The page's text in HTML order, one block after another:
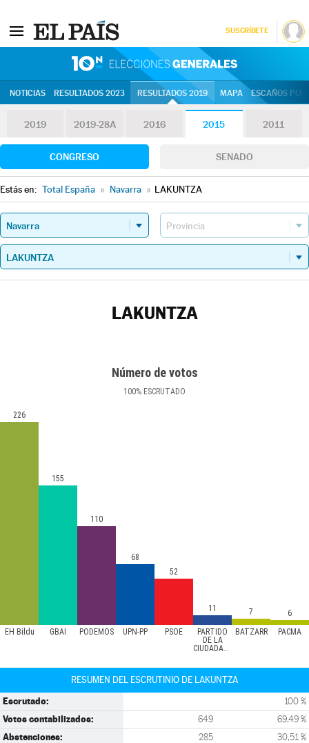
SUSCRÍBETE
NOTICIAS RESULTADOS 2023 RESULTADOS 2019 MAPA ESCAÑOS
2019 2019-28A 2016 2015 2011
CONGRESO SENADO
Estás en: Total España » Navarra » LAKUNTZA
LAKUNTZA
Número de votos
100% ESCRUTADO
EH Bildu GBAI PODEMOS UPN-PP PSOE
PARTIDO
DE LA
CIUDADANÍA
BATZARR PACMA
226
155
110
68
52
11 7 6
RESUMEN DEL ESCRUTINIO DE LAKUNTZA
Escrutado: 100 %
Votos contabilizados: 649 69,49 %
Abstenciones: 285 30,51 %